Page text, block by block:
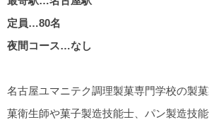
定員…80名
夜間コース…なし
名古屋ユマニテク調理製菓専門学校の製
菓衛生師や菓子製造技能士、パン製造技